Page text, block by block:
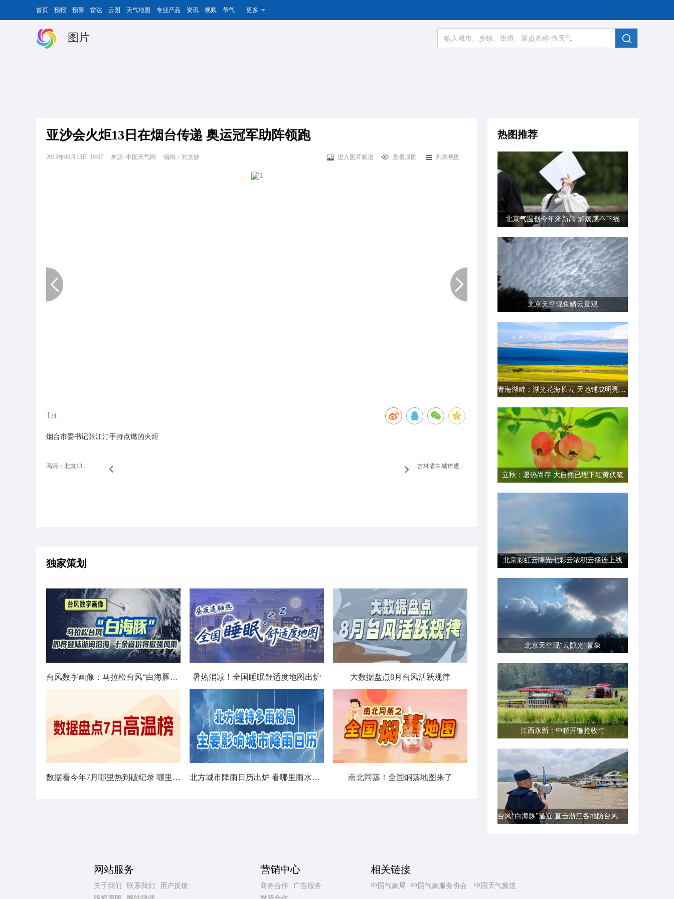
首页 预报 预警 雷达 云图 天气地图 专业产品 资讯 视频 节气 更多
图片
亚沙会火炬13日在烟台传递 奥运冠军助阵领跑
2012年06月13日 19:07 来源: 中国天气网 编辑：刘文静 进入图片频道 查看原图 列表视图
1 /4
烟台市委书记张江汀手持点燃的火炬
高清：北京13... 吉林省白城市遭...
独家策划
台风数字画像：马拉松台风“白海豚”将影响十余省份 暑热消减！全国睡眠舒适度地图出炉 大数据盘点8月台风活跃规律
数据看今年7月哪里热到破纪录 哪里暑热连轴转 北方城市降雨日历出炉 看哪里雨水超长待机 南北同蒸！全国焖蒸地图来了
热图推荐
北京气温创今年来新高 焖蒸感不下线
北京天空现鱼鳞云景观
青海湖畔：湖光花海长云 天地铺成明亮画卷
立秋：暑热尚存 大自然已埋下红黄伏笔
北京彩虹云隙光七彩云浓积云接连上线
北京天空现“云隙光”景象
江西永新：中稻开镰抢收忙
台风“白海豚”逼近 直击浙江各地防台风一线现场
网站服务
关于我们 联系我们
用户反馈
营销中心
商务合作
广告服务
相关链接
中国气象局 中国气象服务协会 中国天气频道